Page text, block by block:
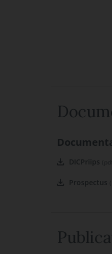
DICPriips
Prospectus